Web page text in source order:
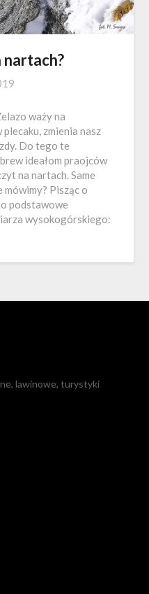
nartach?
waży na
zmienia nasz
Do tego te
ideałom praojców
na nartach. Same
mówimy? Pisząc o
podstawowe
wysokogórskiego:
lawinowe, turystyki